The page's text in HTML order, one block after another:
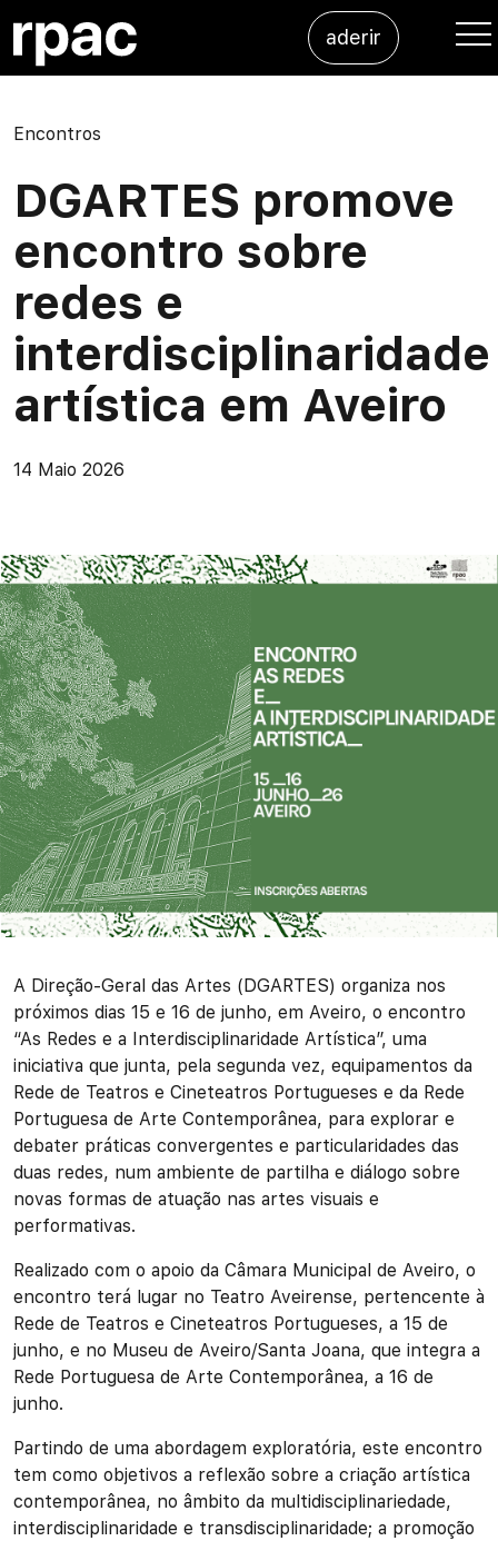
aderir
Encontros
DGARTES promove
encontro sobre
redes e
interdisciplinaridade
artística em Aveiro
14 Maio 2026
A Direção-Geral das Artes (DGARTES) organiza nos
próximos dias 15 e 16 de junho, em Aveiro, o encontro
“As Redes e a Interdisciplinaridade Artística”, uma
iniciativa que junta, pela segunda vez, equipamentos da
Rede de Teatros e Cineteatros Portugueses e da Rede
Portuguesa de Arte Contemporânea, para explorar e
debater práticas convergentes e particularidades das
duas redes, num ambiente de partilha e diálogo sobre
novas formas de atuação nas artes visuais e
performativas.
Realizado com o apoio da Câmara Municipal de Aveiro, o
encontro terá lugar no Teatro Aveirense, pertencente à
Rede de Teatros e Cineteatros Portugueses, a 15 de
junho, e no Museu de Aveiro/Santa Joana, que integra a
Rede Portuguesa de Arte Contemporânea, a 16 de
junho.
Partindo de uma abordagem exploratória, este encontro
tem como objetivos a reflexão sobre a criação artística
contemporânea, no âmbito da multidisciplinariedade,
interdisciplinaridade e transdisciplinaridade; a promoção